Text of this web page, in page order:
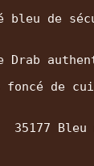
bleu de
Drab
foncé de
35177 Bleu